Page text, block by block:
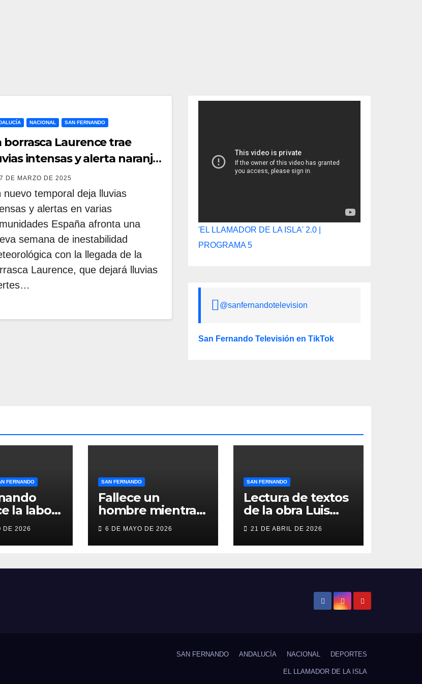
NACIONAL SAN FERNANDO
borrasca Laurence trae
intensas y alerta naranja
Andalucía
DE MARZO DE 2025
nuevo temporal deja lluvias
y alertas en varias
España afronta una
semana de inestabilidad
con la llegada de la
Laurence, que dejará lluvias
'EL LLAMADOR DE LA ISLA' 2.0 |
PROGRAMA 5
@sanfernandotelevision
San Fernando Televisión en TikTok
FERNANDO
la labor
y el
Juan y
DE 2026
SAN FERNANDO
Fallece un
hombre mientras
practicaba
deporte en un
gimnasio de San
6 DE MAYO DE 2026
SAN FERNANDO
Lectura de textos
de la obra Luis
Berenguer en la
Galería ERA
21 DE ABRIL DE 2026
SAN FERNANDO ANDALUCÍA NACIONAL DEPORTES
EL LLAMADOR DE LA ISLA